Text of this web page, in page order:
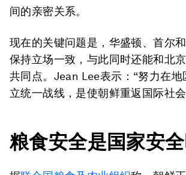
间的亲密关系。
现在的关键问题是，华盛顿、首尔
保持立场一致，与此同时还能和北
共同点。Jean Lee表示：“努力在地
立统一战线，是使朝鲜重返国际社会
粮食安全是国家安全